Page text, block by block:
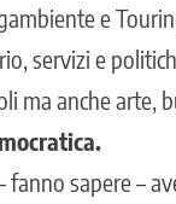
e
servizi e
ma anche arte,
fanno sapere –